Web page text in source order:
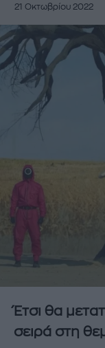
21 Οκτωβρίου 2022
Έτσι θα
σειρά στη